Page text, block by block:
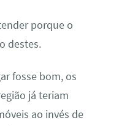
porque o
destes.
fosse bom, os
já teriam
ao invés de